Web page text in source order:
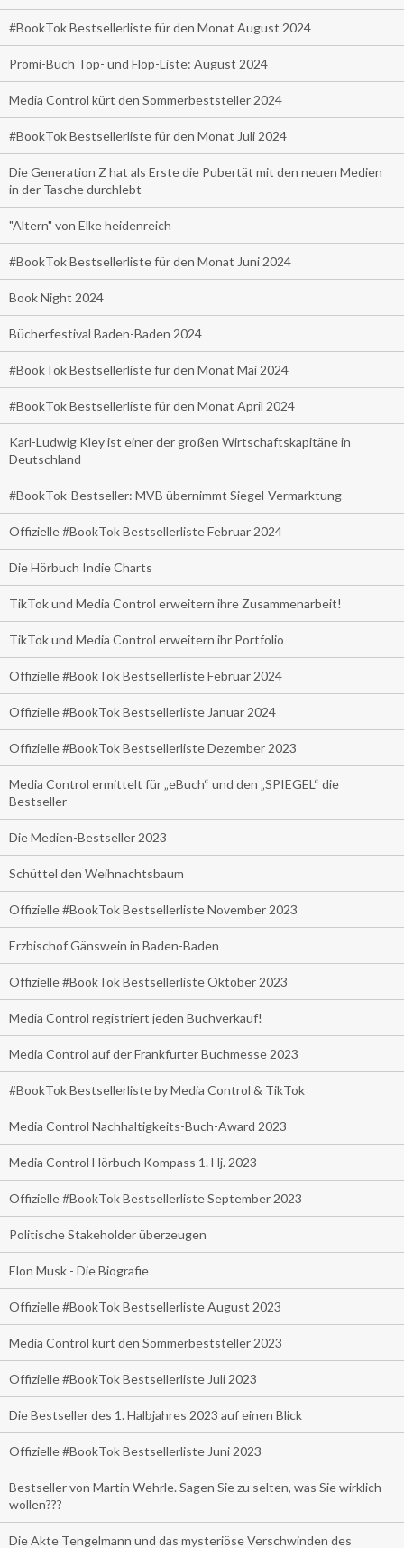
#BookTok Bestsellerliste für den Monat August 2024
Promi-Buch Top- und Flop-Liste: August 2024
Media Control kürt den Sommerbeststeller 2024
#BookTok Bestsellerliste für den Monat Juli 2024
Die Generation Z hat als Erste die Pubertät mit den neuen Medien
in der Tasche durchlebt
"Altern" von Elke heidenreich
#BookTok Bestsellerliste für den Monat Juni 2024
Book Night 2024
Bücherfestival Baden-Baden 2024
#BookTok Bestsellerliste für den Monat Mai 2024
#BookTok Bestsellerliste für den Monat April 2024
Karl-Ludwig Kley ist einer der großen Wirtschaftskapitäne in
Deutschland
#BookTok-Bestseller: MVB übernimmt Siegel-Vermarktung
Offizielle #BookTok Bestsellerliste Februar 2024
Die Hörbuch Indie Charts
TikTok und Media Control erweitern ihre Zusammenarbeit!
TikTok und Media Control erweitern ihr Portfolio
Offizielle #BookTok Bestsellerliste Februar 2024
Offizielle #BookTok Bestsellerliste Januar 2024
Offizielle #BookTok Bestsellerliste Dezember 2023
Media Control ermittelt für „eBuch“ und den „SPIEGEL“ die
Bestseller
Die Medien-Bestseller 2023
Schüttel den Weihnachtsbaum
Offizielle #BookTok Bestsellerliste November 2023
Erzbischof Gänswein in Baden-Baden
Offizielle #BookTok Bestsellerliste Oktober 2023
Media Control registriert jeden Buchverkauf!
Media Control auf der Frankfurter Buchmesse 2023
#BookTok Bestsellerliste by Media Control & TikTok
Media Control Nachhaltigkeits-Buch-Award 2023
Media Control Hörbuch Kompass 1. Hj. 2023
Offizielle #BookTok Bestsellerliste September 2023
Politische Stakeholder überzeugen
Elon Musk - Die Biografie
Offizielle #BookTok Bestsellerliste August 2023
Media Control kürt den Sommerbeststeller 2023
Offizielle #BookTok Bestsellerliste Juli 2023
Die Bestseller des 1. Halbjahres 2023 auf einen Blick
Offizielle #BookTok Bestsellerliste Juni 2023
Bestseller von Martin Wehrle. Sagen Sie zu selten, was Sie wirklich
wollen???
Die Akte Tengelmann und das mysteriöse Verschwinden des